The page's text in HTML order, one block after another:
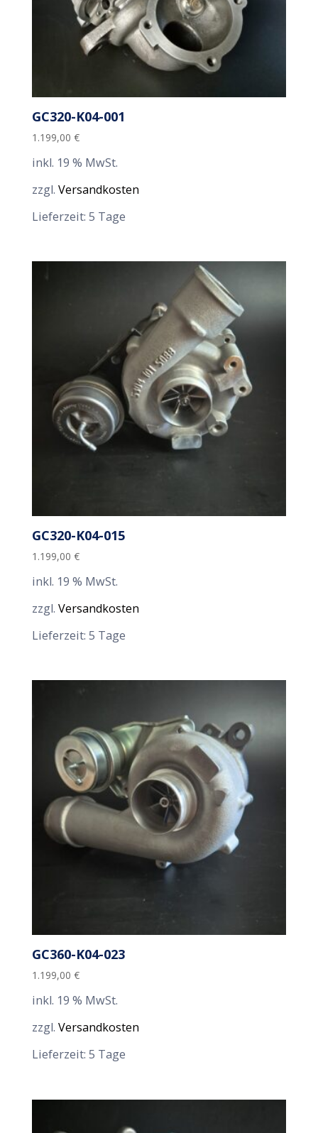
GC320-K04-001
1.199,00 €
inkl. 19 % MwSt.
zzgl. Versandkosten
Lieferzeit: 5 Tage
GC320-K04-015
1.199,00 €
inkl. 19 % MwSt.
zzgl. Versandkosten
Lieferzeit: 5 Tage
GC360-K04-023
1.199,00 €
inkl. 19 % MwSt.
zzgl. Versandkosten
Lieferzeit: 5 Tage